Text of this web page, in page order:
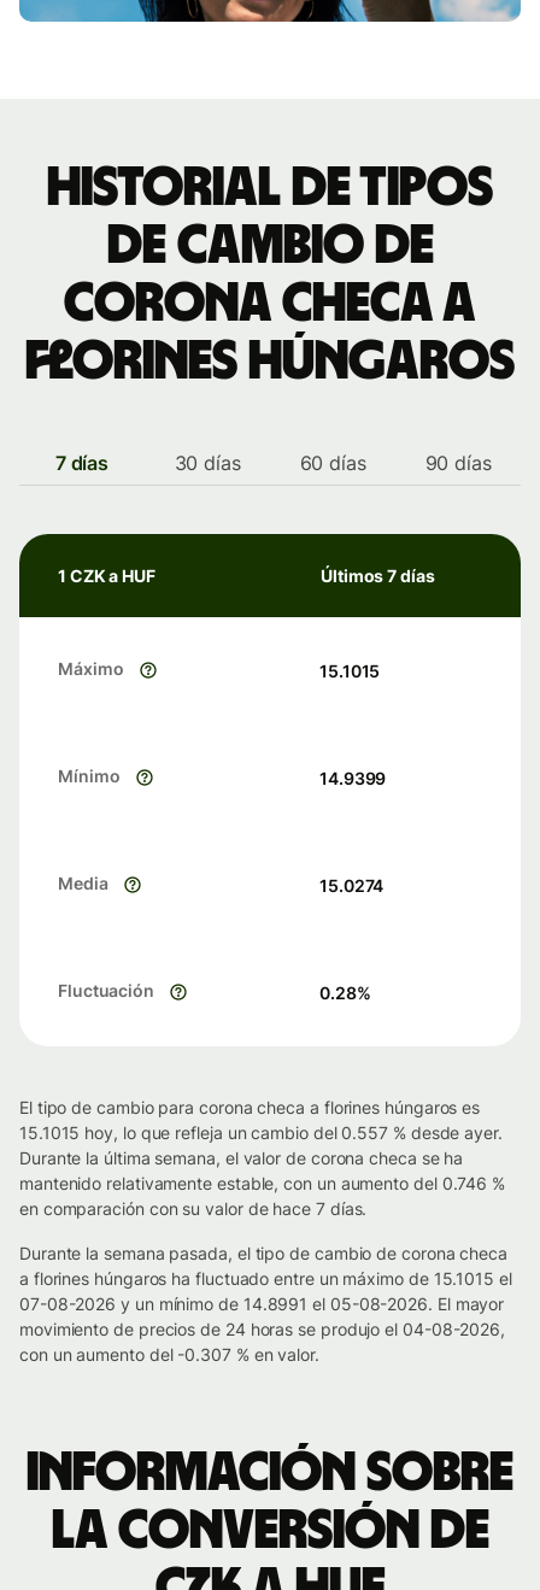
Historial de tipos
de cambio de
corona checa a
florines húngaros
7 días 30 días 60 días 90 días
1 CZK a HUF Últimos 7 días
Máximo 15.1015
Mínimo 14.9399
Media 15.0274
Fluctuación 0.28%
El tipo de cambio para corona checa a florines húngaros es
15.1015 hoy, lo que refleja un cambio del 0.557 % desde ayer.
Durante la última semana, el valor de corona checa se ha
mantenido relativamente estable, con un aumento del 0.746 %
en comparación con su valor de hace 7 días.
Durante la semana pasada, el tipo de cambio de corona checa
a florines húngaros ha fluctuado entre un máximo de 15.1015 el
07-08-2026 y un mínimo de 14.8991 el 05-08-2026. El mayor
movimiento de precios de 24 horas se produjo el 04-08-2026,
con un aumento del -0.307 % en valor.
Información sobre
la conversión de